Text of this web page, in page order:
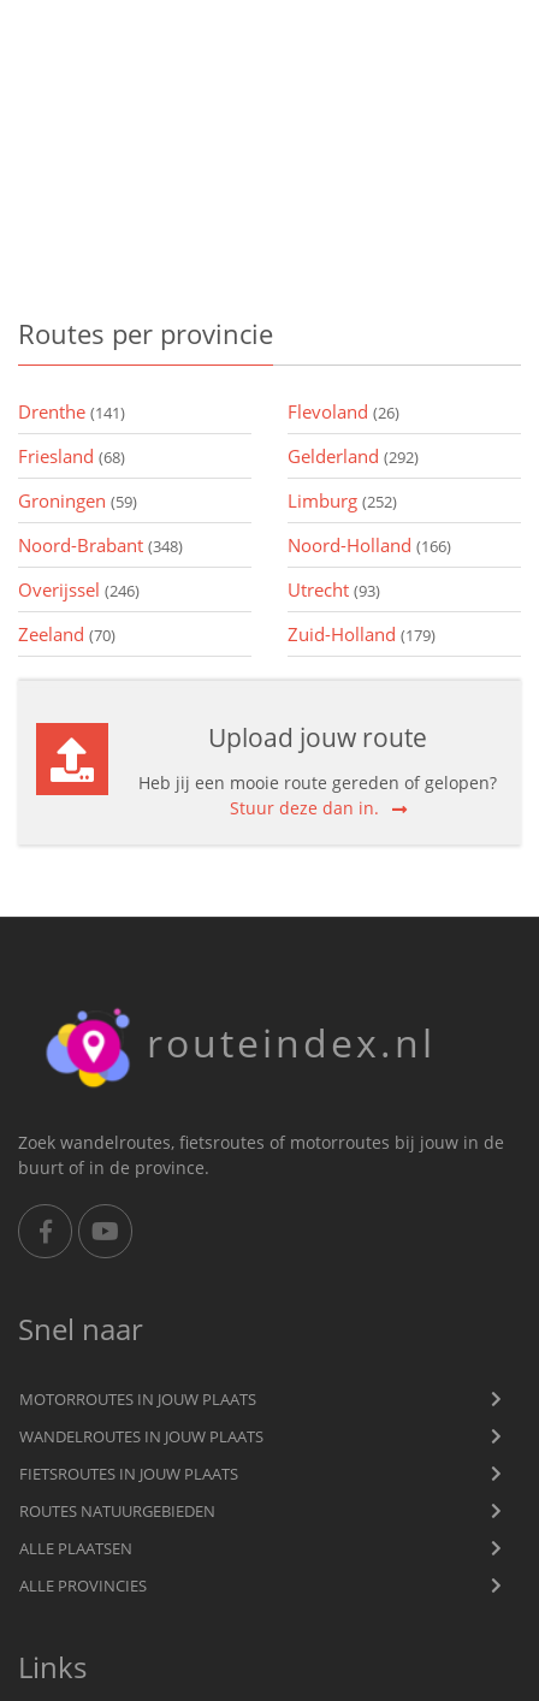
Routes per provincie
Drenthe (141) Flevoland (26)
Friesland (68) Gelderland (292)
Groningen (59) Limburg (252)
Noord-Brabant (348) Noord-Holland (166)
Overijssel (246) Utrecht (93)
Zeeland (70) Zuid-Holland (179)
Upload jouw route
Heb jij een mooie route gereden of gelopen?
Stuur deze dan in.
routeindex.nl
Zoek wandelroutes, fietsroutes of motorroutes bij jouw in de
buurt of in de province.
Snel naar
MOTORROUTES IN JOUW PLAATS
WANDELROUTES IN JOUW PLAATS
FIETSROUTES IN JOUW PLAATS
ROUTES NATUURGEBIEDEN
ALLE PLAATSEN
ALLE PROVINCIES
Links